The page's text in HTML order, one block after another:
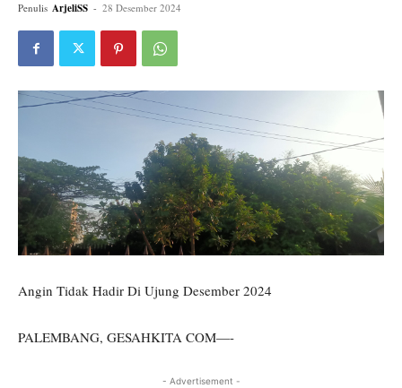
Penulis ArjeliSS - 28 Desember 2024
Angin Tidak Hadir Di Ujung Desember 2024
PALEMBANG, GESAHKITA COM—-
- Advertisement -